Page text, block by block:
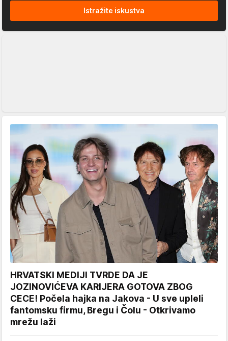
Istražite iskustva
HRVATSKI MEDIJI TVRDE DA JE
JOZINOVIĆEVA KARIJERA GOTOVA ZBOG
CECE! Počela hajka na Jakova - U sve upleli
fantomsku firmu, Bregu i Čolu - Otkrivamo
mrežu laži